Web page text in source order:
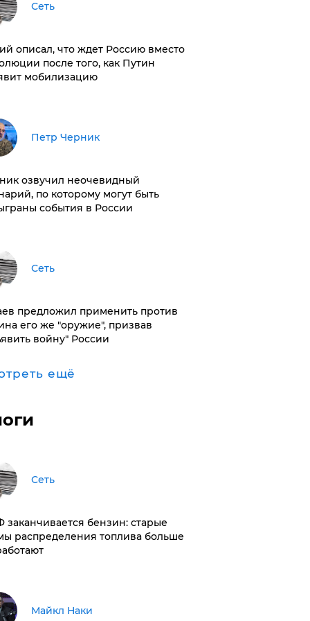
Сеть
описал, что ждет Россию вместо
после того, как Путин
мобилизацию
Петр Черник
озвучил неочевидный
по которому могут быть
события в России
Сеть
предложил применить против
его же "оружие", призвав
войну" России
ещё
Сеть
заканчивается бензин: старые
распределения топлива больше
Майкл Наки